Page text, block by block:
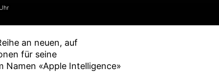
an neuen, auf
für seine
Namen «Apple Intelligence»